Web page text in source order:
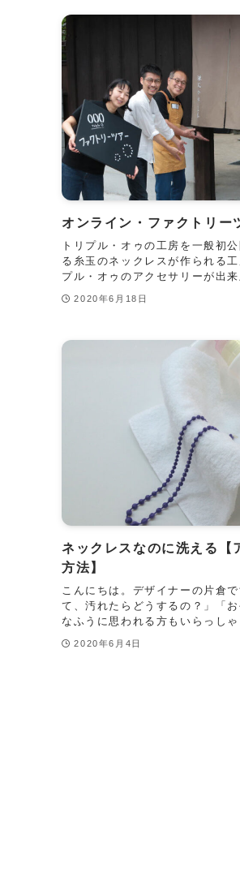
オンライン・ファクトリー
トリプル・オゥの工房を一般初
る糸玉のネックレスが作られる
プル・オゥのアクセサリーが出
2020年6月18日
ネックレスなのに洗える【
方法】
こんにちは。デザイナーの片倉
て、汚れたらどうするの？」「
なふうに思われる方もいらっし
2020年6月4日